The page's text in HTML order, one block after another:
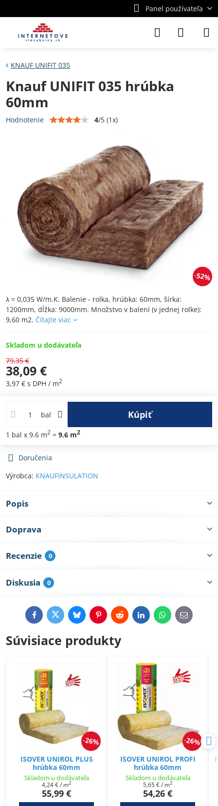
Panel používateľa
52%
KNAUF UNIFIT 035
Knauf UNIFIT 035 hrúbka
60mm
Hodnotenie 4/5 (1x)
λ = 0,035 W/m.K. Balenie - rolka, hrúbka: 60mm, šírka:
1200mm, dĺžka: 9000mm. Množstvo v balení (v jednej rolke):
9,60 m2. Čítajte viac
Skladom u dodávateľa
79,35 €
38,09 €
3,97 € s DPH / m2
bal Kúpiť
1 bal x 9.6 m2 = 9.6 m2
Doručenia
Výrobca: KNAUFINSULATION
Popis
Doprava
Recenzie 0
Diskusia 0
FacebookTwitterBlueskyPinterestRedditLinkedInWhatsApp
E-
mail
Súvisiace produkty
26%
ISOVER UNIROL PLUS
hrúbka 60mm
Skladom u dodávateľa
55,99 €
4,24 €/ m2
26%
ISOVER UNIROL PROFI
hrúbka 60mm
Skladom u dodávateľa
54,26 €
5,65 €/ m2